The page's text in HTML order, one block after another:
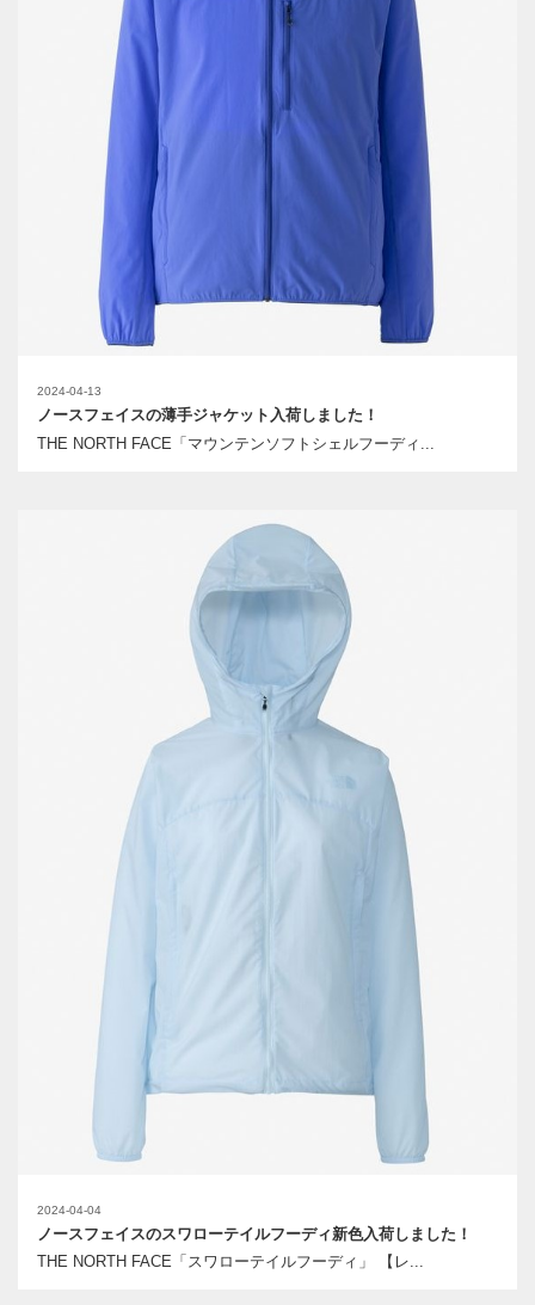
2024-04-13
ノースフェイスの薄手ジャケット入荷しました！
THE NORTH FACE「マウンテンソフトシェルフーディ...
2024-04-04
ノースフェイスのスワローテイルフーディ新色入荷しました！
THE NORTH FACE「スワローテイルフーディ」 【レ...